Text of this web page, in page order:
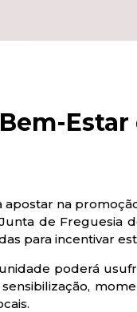
na
de Freguesia
para incentivar
poderá